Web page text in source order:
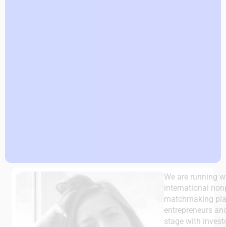
We are running
international
matchmaking
entrepreneurs
stage with